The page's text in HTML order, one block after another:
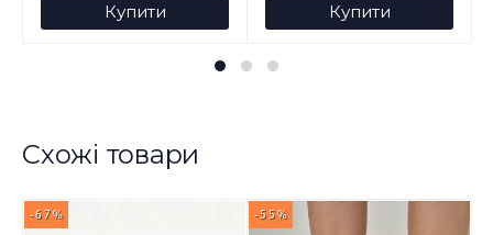
Купити Купити
Схожі товари
-67% -55%